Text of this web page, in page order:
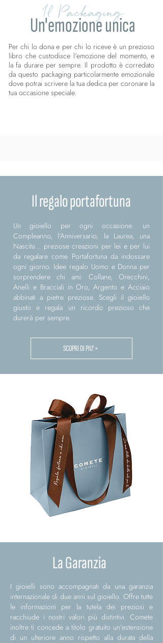
Il Packaging
Un'emozione unica
Per chi lo dona e per chi lo riceve è un prezioso
libro che custodisce l'emozione del momento, e
la fa durare per sempre. Il prodotto è corredato
da questo packaging particolarmente emozionale
dove potrai scrivere la tua dedica per coronare la
tua occasione speciale.
Il regalo portafortuna
Un gioiello per ogni occasione: un
Compleanno, l'Anniversario, la Laurea, una
Nascita... preziose creazioni per lei e per lui
da regalare come Portafortuna da indossare
ogni giorno. Idee regalo Uomo e Donna per
sorprendere chi ami: Collane, Orecchini,
Anelli e Bracciali in Oro, Argento e Acciaio
abbinati a pietre preziose. Scegli il gioiello
giusto e regala un ricordo prezioso che
durerà per sempre.
SCOPRI DI PIU' >
La Garanzia
I gioielli sono accompagnati da una garanzia
internazionale di due anni sul gioiello. Offre tutte
le informazioni per la tutela dei preziosi e
racchiude i nostri valori più distintivi. Comete
inoltre ti concede a titolo gratuito un'estensione
di un ulteriore anno rispetto alla durata della